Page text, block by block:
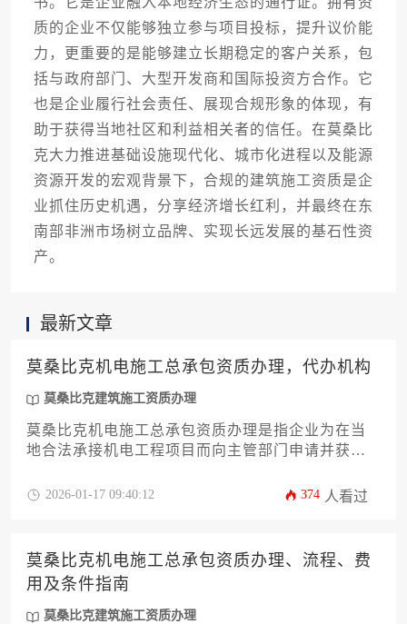
质的企业不仅能够独立参与项目投标，提升议价能
力，更重要的是能够建立长期稳定的客户关系，包
括与政府部门、大型开发商和国际投资方合作。它
也是企业履行社会责任、展现合规形象的体现，有
助于获得当地社区和利益相关者的信任。在莫桑比
克大力推进基础设施现代化、城市化进程以及能源
资源开发的宏观背景下，合规的建筑施工资质是企
业抓住历史机遇，分享经济增长红利，并最终在东
南部非洲市场树立品牌、实现长远发展的基石性资
产。
最新文章
莫桑比克机电施工总承包资质办理，代办机构
莫桑比克建筑施工资质办理
莫桑比克机电施工总承包资质办理是指企业为在当
地合法承接机电工程项目而向主管部门申请并获取
业高效完成这一复杂流程的专业服务组织。对于计
如何筛选可靠的代办合作伙伴，是项目成功落地的
关键前提。
2026-01-17 09:40:12 374 人看过
莫桑比克机电施工总承包资质办理、流程、费
用及条件指南
莫桑比克建筑施工资质办理